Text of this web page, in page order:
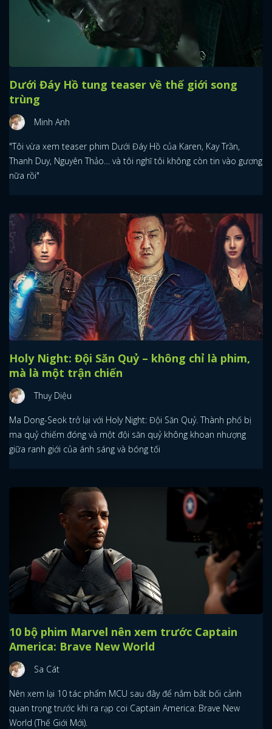
Dưới Đáy Hồ tung teaser về thế giới song
trùng
Minh Anh
"Tôi vừa xem teaser phim Dưới Đáy Hồ của Karen, Kay Trần,
Thanh Duy, Nguyên Thảo… và tôi nghĩ tôi không còn tin vào gương
nữa rồi"
Holy Night: Đội Săn Quỷ – không chỉ là phim,
mà là một trận chiến
Thuỵ Diệu
Ma Dong-Seok trở lại với Holy Night: Đội Săn Quỷ. Thành phố bị
ma quỷ chiếm đóng và một đội săn quỷ không khoan nhượng
giữa ranh giới của ánh sáng và bóng tối
10 bộ phim Marvel nên xem trước Captain
America: Brave New World
Sa Cát
Nên xem lại 10 tác phẩm MCU sau đây để nắm bắt bối cảnh
quan trọng trước khi ra rạp coi Captain America: Brave New
World (Thế Giới Mới).